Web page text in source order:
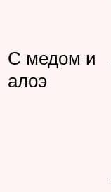
С медом и
алоэ